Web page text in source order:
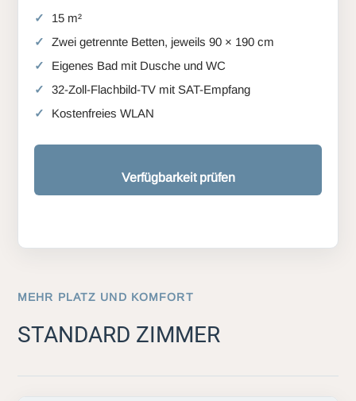
15 m²
Zwei getrennte Betten, jeweils 90 × 190 cm
Eigenes Bad mit Dusche und WC
32-Zoll-Flachbild-TV mit SAT-Empfang
Kostenfreies WLAN
Verfügbarkeit prüfen
MEHR PLATZ UND KOMFORT
STANDARD ZIMMER